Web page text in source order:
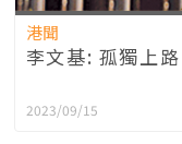
港聞
李文基: 孤獨上
2023/09/15